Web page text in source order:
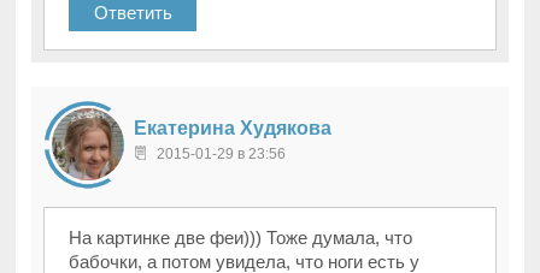
Ответить
Екатерина Худякова
2015-01-29 в 23:56
На картинке две феи))) Тоже думала, что
бабочки, а потом увидела, что ноги есть у